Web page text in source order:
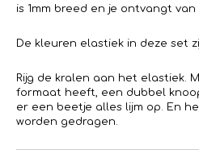
is 1mm breed en je ontvangt
De kleuren elastiek in deze set
Rijg de kralen aan het elastiek.
formaat heeft, een dubbel
er een beetje alles lijm op. En
worden gedragen.